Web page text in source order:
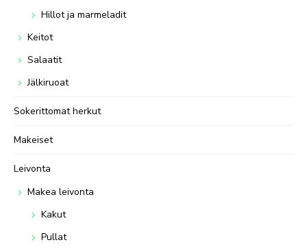
Hillot ja marmeladit
Keitot
Salaatit
Jälkiruoat
Sokerittomat herkut
Makeiset
Leivonta
Makea leivonta
Kakut
Pullat